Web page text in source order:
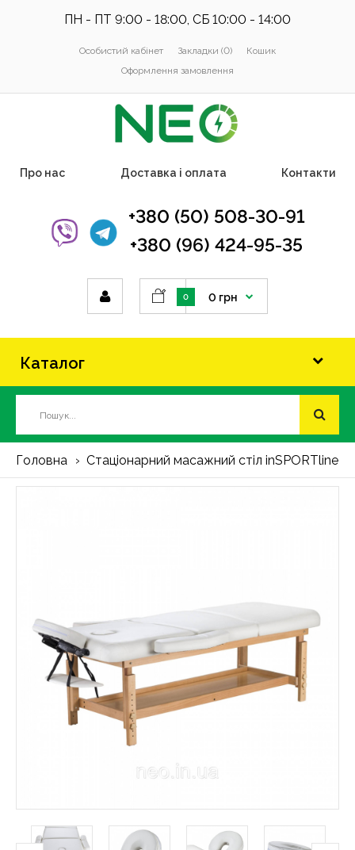
ПН - ПТ 9:00 - 18:00, СБ 10:00 - 14:00
Особистий кабінет Закладки (0)
Кошик
Оформлення замовлення
Про нас Доставка і оплата Контакти
+380 (50) 508-30-91
+380 (96) 424-95-35
0 0 грн
Каталог
Головна Стаціонарний масажний стіл inSPORTline